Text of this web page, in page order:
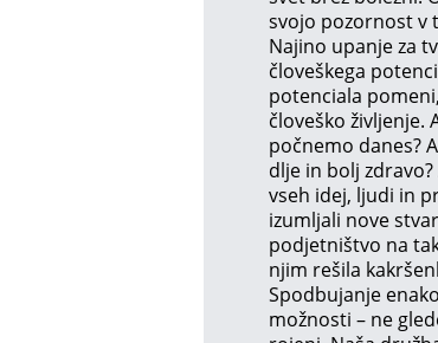
svojo pozornost v
Najino upanje za
človeškega
potenciala
človeško življenje.
počnemo danes?
dlje in bolj
vseh idej, ljudi in
izumljali nove
podjetništvo na
njim rešila
Spodbujanje
možnosti – ne